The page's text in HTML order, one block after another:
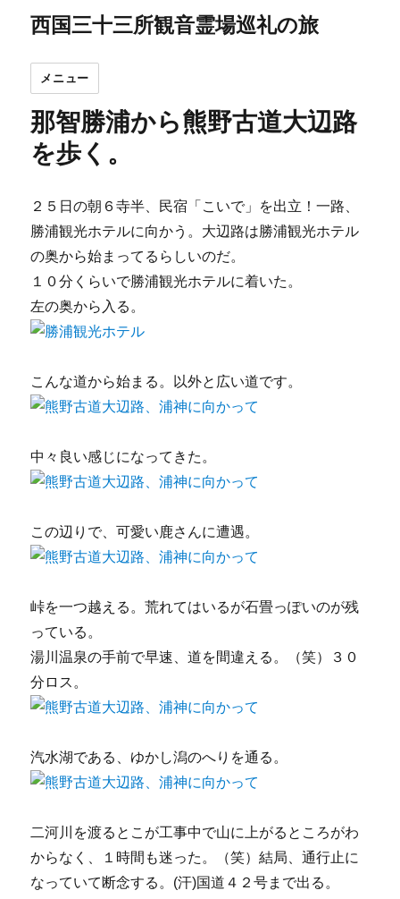
西国三十三所観音霊場巡礼の旅
メニュー
那智勝浦から熊野古道大辺路
を歩く。
２５日の朝６寺半、民宿「こいで」を出立！一路、
勝浦観光ホテルに向かう。大辺路は勝浦観光ホテル
の奥から始まってるらしいのだ。
１０分くらいで勝浦観光ホテルに着いた。
左の奥から入る。
こんな道から始まる。以外と広い道です。
中々良い感じになってきた。
この辺りで、可愛い鹿さんに遭遇。
峠を一つ越える。荒れてはいるが石畳っぽいのが残
っている。
湯川温泉の手前で早速、道を間違える。（笑）３０
分ロス。
汽水湖である、ゆかし潟のへりを通る。
二河川を渡るとこが工事中で山に上がるところがわ
からなく、１時間も迷った。（笑）結局、通行止に
なっていて断念する。(汗)国道４２号まで出る。